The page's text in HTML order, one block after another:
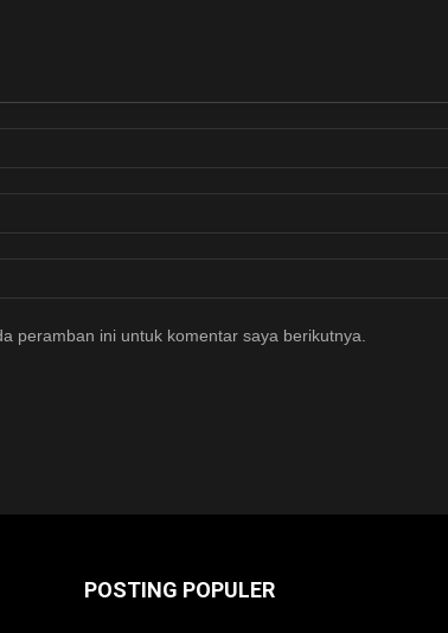
peramban ini untuk komentar saya berikutnya.
POSTING POPULER